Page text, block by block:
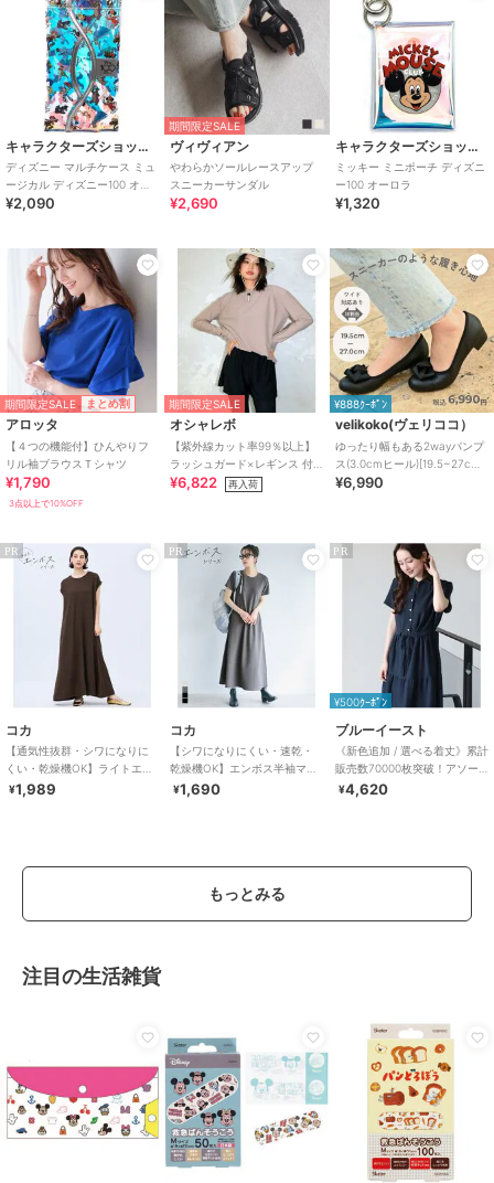
キャラクターズショップ ラフラフ
ディズニー マルチケース ミュ
ージカル ディズニー100 オー
ロラ
¥2,090
期間限定SALE
ヴィヴィアン
やわらかソールレースアップ
スニーカーサンダル
¥2,690
キャラクターズショップ ラフラフ
ミッキー ミニポーチ ディズニ
ー100 オーロラ
¥1,320
期間限定SALE まとめ割
アロッタ
【４つの機能付】ひんやりフ
リル袖ブラウスＴシャツ
¥1,790
3点以上で10%OFF
期間限定SALE
オシャレボ
【紫外線カット率99％以上】
ラッシュガード×レギンス 付
き タンキニ
¥6,822 再入荷
¥888ｸｰﾎﾟﾝ
velikoko(ヴェリココ）
ゆったり幅もある2wayパンプ
ス(3.0cmヒール)[19.5~27cm]
ラクチンきれいシューズ
¥6,990
PR
コカ
【通気性抜群・シワになりに
くい・乾燥機OK】ライトエン
ボスマキシロールアップワン
¥1,989
PR
コカ
【シワになりにくい・速乾・
乾燥機OK】エンボス半袖マキ
シワンピース 全4色
¥1,690
PR
¥500ｸｰﾎﾟﾝ
ブルーイースト
《新色追加 / 選べる着丈》累計
販売数70000枚突破！アソー
ト柄ワンピース
¥4,620
もっとみる
注目の生活雑貨